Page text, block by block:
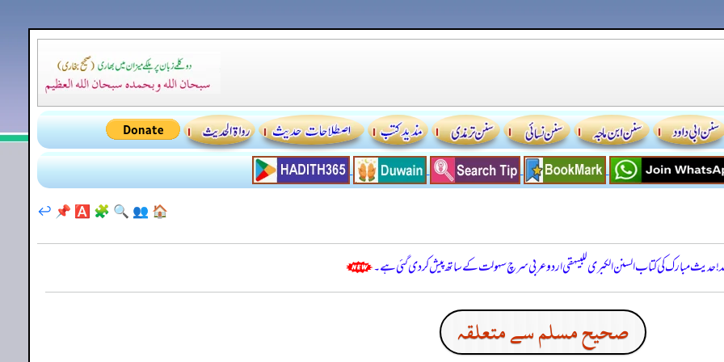
🏠
👥
🔍
🧩
🅰️
📌
↩️
حدیث مبارک کی کتاب السنن الكبرى للبيهقي اردو عربی سرچ سہولت کے ساتھ پیش کر دی گئی ہے۔
صحيح مسلم سے متعلقہ